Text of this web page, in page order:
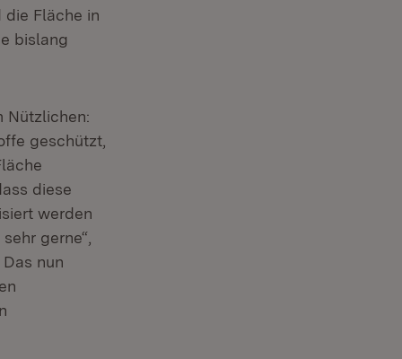
die Fläche in
bislang
Nützlichen:
geschützt,
diese
werden
gerne“,
nun